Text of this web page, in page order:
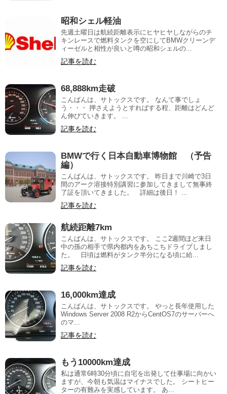
昭和シェル軽油
先週土曜日は航続距離表示にヒヤヒヤしながらのチ
キンレースで燃料タンクを空にしてBMWクリーンデ
ィーゼルと相性が良いと噂の昭和シェルの...
記事を読む
68,888km走破
こんばんは、サトックスです。 なんて事でしょ
う・・・ 押さえようとすればする程、距離はどんど
ん伸びていきます。 ...
記事を読む
BMWで行く日本自動車博物館 （予告
編）
こんばんは、サトックスです。 昨日まで川崎で3日
間のアーク溶接特別講習に参加してきまして無事終
了証を頂いてきました。 詳細は後日！ ...
記事を読む
航続距離7km
こんばんは、サトックスです。 ここ2週間ほど来日
中の孫の相手で県内都内をあちこちドライブしまし
た。 日頃は燃料がタンク半分になる頃に給...
記事を読む
16,000km達成
こんばんは、サトックスです。 やっと長年使用した
Windows Server 2008 R2からCentOS7のサーバーへ
のマ...
記事を読む
もう10000km達成
私は通常6時30分頃に自宅を出発して仕事場に向かい
ますが、今朝も気温はマイナスでした。 シートヒー
ターの有難みを実感しています。 あ...